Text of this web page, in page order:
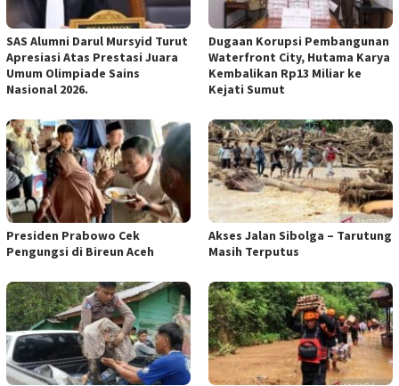
SAS Alumni Darul Mursyid Turut
Apresiasi Atas Prestasi Juara
Umum Olimpiade Sains
Nasional 2026.
Dugaan Korupsi Pembangunan
Waterfront City, Hutama Karya
Kembalikan Rp13 Miliar ke
Kejati Sumut
Presiden Prabowo Cek
Pengungsi di Bireun Aceh
Akses Jalan Sibolga – Tarutung
Masih Terputus